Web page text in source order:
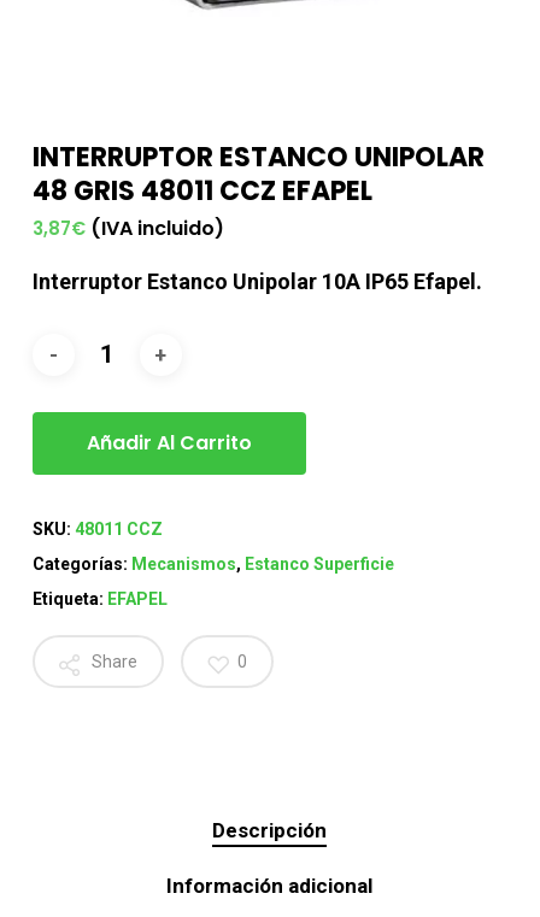
INTERRUPTOR ESTANCO UNIPOLAR
48 GRIS 48011 CCZ EFAPEL
3,87€ (IVA incluido)
Interruptor Estanco Unipolar 10A IP65 Efapel.
Añadir Al Carrito
SKU: 48011 CCZ
Categorías: Mecanismos, Estanco Superficie
Etiqueta: EFAPEL
Share 0
Descripción
Información adicional